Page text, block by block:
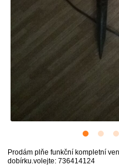
Prodám plňe funkční kompletní
dobírku.volejte: 736414124